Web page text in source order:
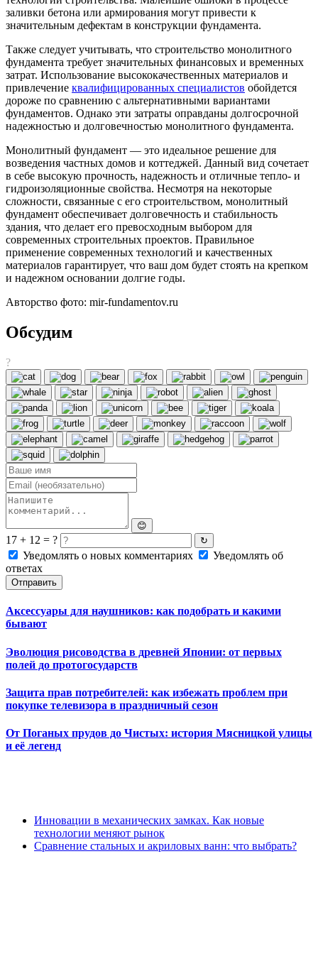
заливки бетона или армирования могут привести к
значительным дефектам в конструкции фундамента.
Также следует учитывать, что строительство монолитного
фундамента требует значительных финансовых и временных
затрат. Использование высококачественных материалов и
привлечение квалифицированных специалистов обойдется
дороже по сравнению с альтернативными вариантами
фундаментов. Однако эти затраты оправданы долгосрочной
надежностью и долговечностью монолитного фундамента.
Монолитный фундамент — это идеальное решение для
возведения частных домов и коттеджей. Данный вид сочетает
в себе высокую прочность, надежность и отличные тепло- и
гидроизоляционные свойства. Несмотря на некоторые
сложности, связанные с его строительством, монолитный
фундамент обеспечивает долговечность и стабильность
здания, что делает его превосходным выбором для
современных строительных проектов. Правильное
применение современных технологий и качественных
материалов гарантирует, что ваш дом будет стоять на крепком
и надежном основании долгие годы.
Авторство фото: mir-fundamentov.ru
Обсудим
?
😊
17 + 12 = ? ↻
Уведомлять о новых комментариях
Уведомлять об
ответах
Отправить
Аксессуары для наушников: как подобрать и какими
бывают
Эволюция рисоводства в древней Японии: от первых
полей до протогосударств
Защита прав потребителей: как избежать проблем при
покупке телевизора в праздничный сезон
От Поганых прудов до Чистых: история Мясницкой улицы
и её легенд
Инновации в механических замках. Как новые
технологии меняют рынок
Сравнение стальных и акриловых ванн: что выбрать?